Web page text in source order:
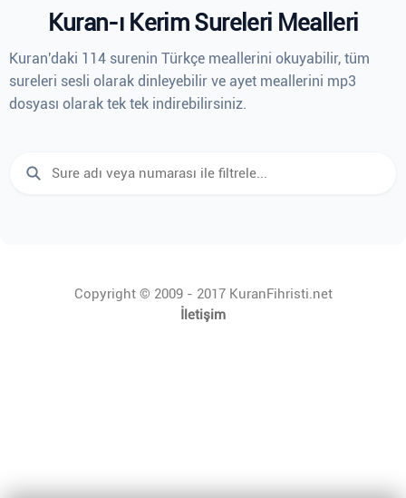
Kuran-ı Kerim Sureleri Mealleri
Kuran'daki 114 surenin Türkçe meallerini okuyabilir, tüm
sureleri sesli olarak dinleyebilir ve ayet meallerini mp3
dosyası olarak tek tek indirebilirsiniz.
Copyright © 2009 - 2017 KuranFihristi.net
İletişim